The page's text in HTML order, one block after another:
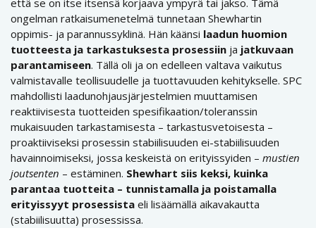
että se on itse itsensä korjaava ympyrä tai jakso. Tämä
ongelman ratkaisumenetelmä tunnetaan Shewhartin
oppimis- ja parannussyklinä. Hän käänsi laadun huomion
tuotteesta ja tarkastuksesta prosessiin ja jatkuvaan
parantamiseen. Tällä oli ja on edelleen valtava vaikutus
valmistavalle teollisuudelle ja tuottavuuden kehitykselle. SPC
mahdollisti laadunohjausjärjestelmien muuttamisen
reaktiivisesta tuotteiden spesifikaation/toleranssin
mukaisuuden tarkastamisesta – tarkastusvetoisesta –
proaktiiviseksi prosessin stabiilisuuden ei-stabiilisuuden
havainnoimiseksi, jossa keskeistä on erityissyiden – mustien
joutsenten – estäminen. Shewhart siis keksi, kuinka
parantaa tuotteita – tunnistamalla ja poistamalla
erityissyyt prosessista eli lisäämällä aikavakautta
(stabiilisuutta) prosessissa.